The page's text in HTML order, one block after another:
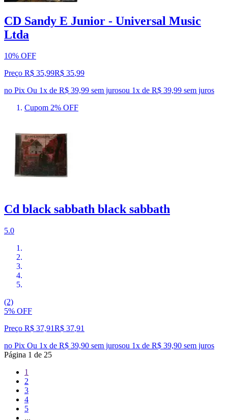
CD Sandy E Junior - Universal Music
Ltda
10% OFF
Preço R$ 35,99R$ 35,99
no Pix Ou 1x de R$ 39,99 sem jurosou 1x de R$ 39,99 sem juros
Cupom 2% OFF
Cd black sabbath black sabbath
5.0
(2)
5% OFF
Preço R$ 37,91R$ 37,91
no Pix Ou 1x de R$ 39,90 sem jurosou 1x de R$ 39,90 sem juros
Página 1 de 25
1
2
3
4
5
...